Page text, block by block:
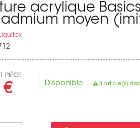
acrylique
moyen
Liquitex
PIÈCE
€ Disponible 3 article(s)